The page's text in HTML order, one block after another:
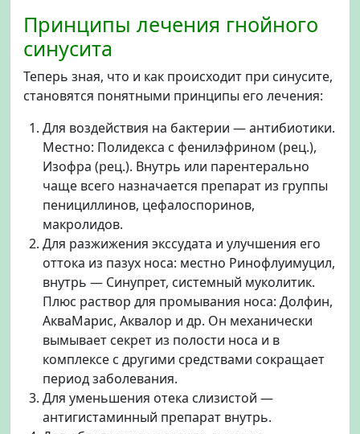
Принципы лечения гнойного
синусита
Теперь зная, что и как происходит при синусите,
становятся понятными принципы его лечения:
Для воздействия на бактерии — антибиотики.
Местно: Полидекса с фенилэфрином (рец.),
Изофра (рец.). Внутрь или парентерально
чаще всего назначается препарат из группы
пенициллинов, цефалоспоринов,
макролидов.
Для разжижения экссудата и улучшения его
оттока из пазух носа: местно Ринофлуимуцил,
внутрь — Синупрет, системный муколитик.
Плюс раствор для промывания носа: Долфин,
АкваМарис, Аквалор и др. Он механически
вымывает секрет из полости носа и в
комплексе с другими средствами сокращает
период заболевания.
Для уменьшения отека слизистой —
антигистаминный препарат внутрь.